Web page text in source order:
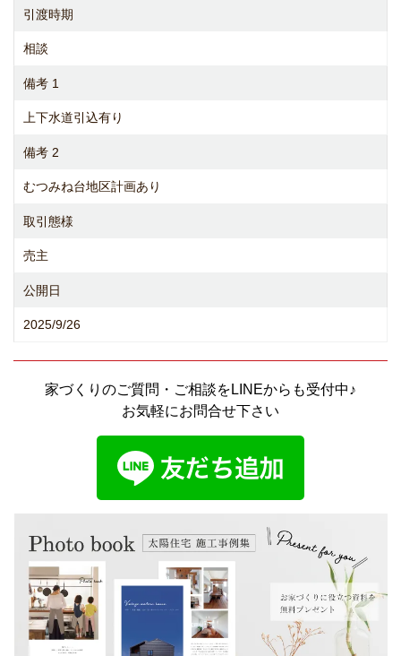
引渡時期
相談
備考 1
上下水道引込有り
備考 2
むつみね台地区計画あり
取引態様
売主
公開日
2025/9/26
家づくりのご質問・ご相談をLINEからも受付中♪
お気軽にお問合せ下さい